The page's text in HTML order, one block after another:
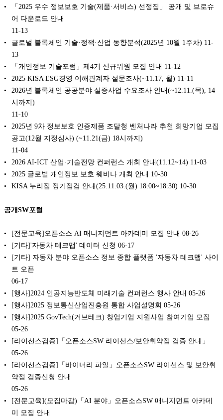
「2025 우수 정보보호 기술(제품·서비스) 선정집」 공개 및 브로슈
어 다운로드 안내
11-13
글로벌 블록체인 기술·정책·산업 동향분석(2025년 10월 1주차) 11-
13
「개인정보 기술포럼」제4기 신규위원 모집 안내 11-12
2025 KISA ESG경영 이해관계자 설문조사(~11.17, 월) 11-11
2026년 블록체인 공공분야 실증사업 수요조사 안내(~12.11.(목), 14
시까지)
11-10
2025년 9차 정보보호 인증제품 조달청 벤처나라 추천 희망기업 모집
공고(12월 지정심사) (~11.21(금) 18시까지)
11-04
2026 AI-ICT 산업·기술전망 컨퍼런스 개최 안내(11.12~14) 11-03
2025 글로벌 개인정보 보호 웨비나 개최 안내 10-30
KISA 누리집 정기점검 안내(25.11.03.(월) 18:00~18:30) 10-30
공개SW포털
[전문교육]오픈소스 AI 매니지먼트 아카데미 모집 안내 08-26
[기타]'자동차 테크맵' 데이터 신청 06-17
[기타] 자동차 분야 오픈소스 정보 종합 플랫폼 '자동차 테크맵' 사이
트 오픈
06-17
[행사]2024 인공지능반도체 미래기술 컨퍼런스 행사 안내 05-26
[행사]2025 정보통신산업진흥원 통합 사업설명회 05-26
[행사]2025 GovTech(거브테크) 창업기업 지원사업 참여기업 모집
05-26
[라이선스검증]「오픈소스SW 라이선스/보안취약점 검증 안내」
05-26
[라이선스검증]「바이너리 파일」오픈소스SW 라이선스 및 보안취
약점 검증신청 안내
05-26
[전문교육](모집마감)「AI 분야」오픈소스SW 매니지먼트 아카데
미 모집 안내